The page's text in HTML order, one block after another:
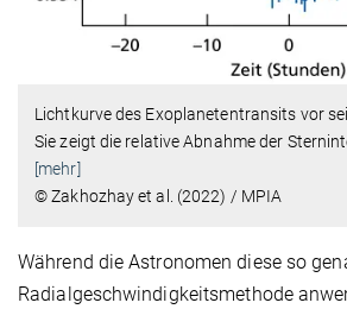
Lichtkurve des Exoplanetentransits vor
Sie zeigt die relative Abnahme der
[mehr]
© Zakhozhay et al. (2022) / MPIA
Während die Astronomen diese so
Radialgeschwindigkeits­methode